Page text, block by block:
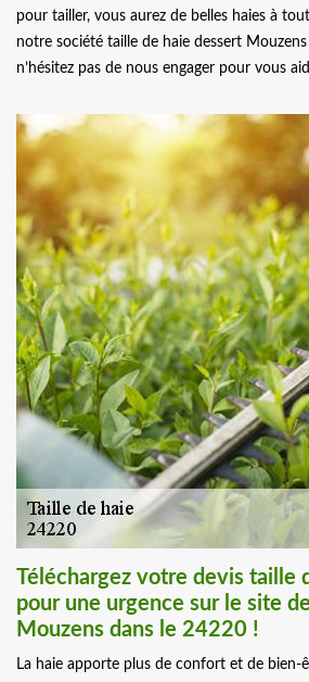
pour tailler, vous aurez de belles haies à
notre société taille de haie dessert
n’hésitez pas de nous engager pour vous
Téléchargez votre devis taille
pour une urgence sur le site
Mouzens dans le 24220 !
La haie apporte plus de confort et de bien-